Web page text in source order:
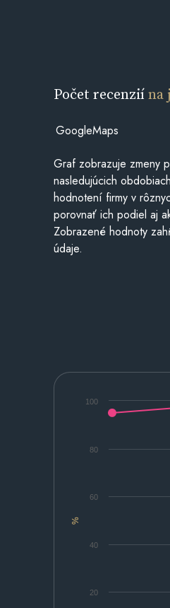
Počet recenziína
GoogleMaps
Graf zobrazuje zmeny
nasledujúcich
hodnotení firmy v
porovnať ich podiel aj
Zobrazené hodnoty
údaje.
%
20
40
60
80
100